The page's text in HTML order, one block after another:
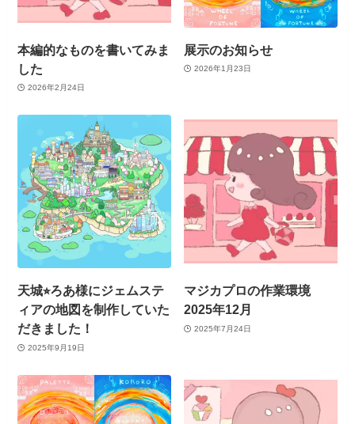
本編的なものを書いてみま
した
2026年2月24日
展示のお知らせ
2026年1月23日
天城⭐︎ろあ様にジェムステ
ィアの地図を制作していた
だきました！
2025年9月19日
マジカプロの作業環境
2025年12月
2025年7月24日